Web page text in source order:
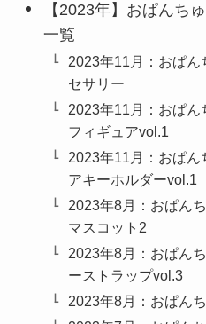
【2023年】おぱんち
一覧
2023年11月：おぱん
セサリー
2023年11月：おぱ
フィギュアvol.1
2023年11月：おぱ
アキーホルダーvol.1
2023年8月：おぱん
マスコット2
2023年8月：おぱん
ーストラップvol.3
2023年8月：おぱん